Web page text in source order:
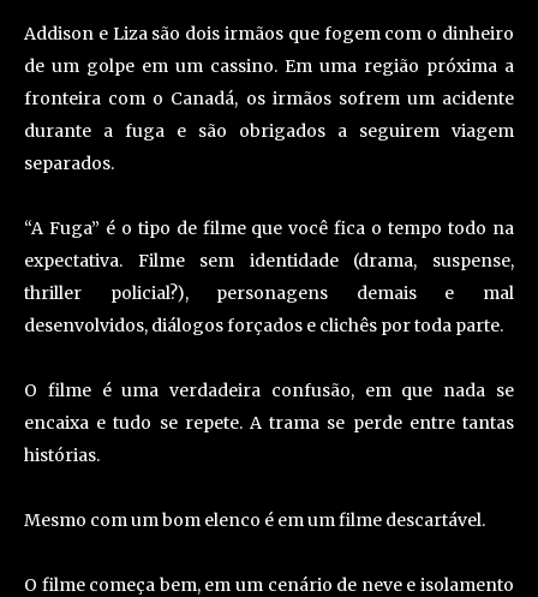
Addison e Liza são dois irmãos que fogem com o dinheiro
de um golpe em um cassino. Em uma região próxima a
fronteira com o Canadá, os irmãos sofrem um acidente
durante a fuga e são obrigados a seguirem viagem
separados.
“A Fuga” é o tipo de filme que você fica o tempo todo na
expectativa. Filme sem identidade (drama, suspense,
thriller policial?), personagens demais e mal
desenvolvidos, diálogos forçados e clichês por toda parte.
O filme é uma verdadeira confusão, em que nada se
encaixa e tudo se repete. A trama se perde entre tantas
histórias.
Mesmo com um bom elenco é em um filme descartável.
O filme começa bem, em um cenário de neve e isolamento